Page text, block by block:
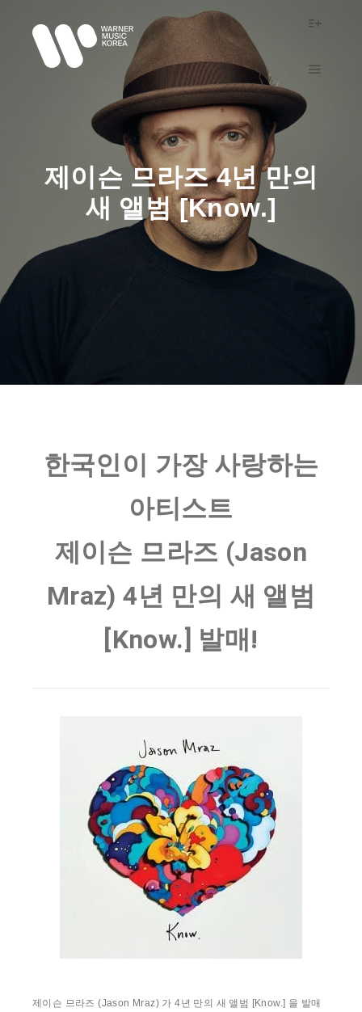
제이슨 므라즈 4년 만의
새 앨범 [Know.]
한국인이 가장 사랑하는
아티스트
제이슨 므라즈 (Jason
Mraz) 4년 만의 새 앨범
[Know.] 발매!
제이슨 므라즈 (Jason Mraz) 가 4년 만의 새 앨범 [Know.] 을 발매